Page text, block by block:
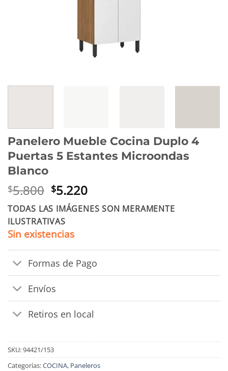
Panelero Mueble Cocina Duplo 4
Puertas 5 Estantes Microondas
Blanco
$5.800 El
precio
original
era:
$5.800.
$5.220El
precio
actual
TODAS LAS IMÁGENES SON MERAMENTE
ILUSTRATIVAS
Sin existencias
Formas de Pago
Envíos
Retiros en local
SKU:94421/153
Categorías:COCINA, Paneleros